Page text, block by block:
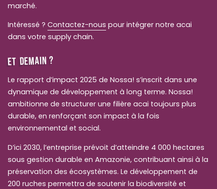
marché.
Intéressé ? Contactez-nous pour intégrer notre acai
dans votre supply chain.
ET DEMAIN ?
Le rapport d’impact 2025 de Nossa! s’inscrit dans une
dynamique de développement à long terme. Nossa!
ambitionne de structurer une filière acai toujours plus
durable, en renforçant son impact à la fois
environnemental et social.
D’ici 2030, l’entreprise prévoit d’atteindre 4 000 hectares
sous gestion durable en Amazonie, contribuant ainsi à la
préservation des écosystèmes. Le développement de
200 ruches permettra de soutenir la biodiversité et